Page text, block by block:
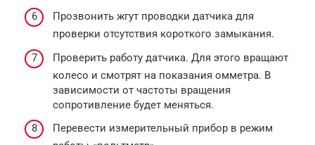
Прозвонить жгут проводки датчика для
проверки отсутствия короткого замыкания.
Проверить работу датчика. Для этого вращают
колесо и смотрят на показания омметра. В
зависимости от частоты вращения
сопротивление будет меняться.
Перевести измерительный прибор в режим